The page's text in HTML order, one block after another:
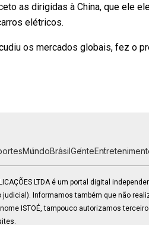
as dirigidas à China, que ele
elétricos.
os mercados globais, fez o
MundoBrasilGente
LTDA é um portal digital
judicial). Informamos também que não
ISTOÉ, tampouco autorizamos